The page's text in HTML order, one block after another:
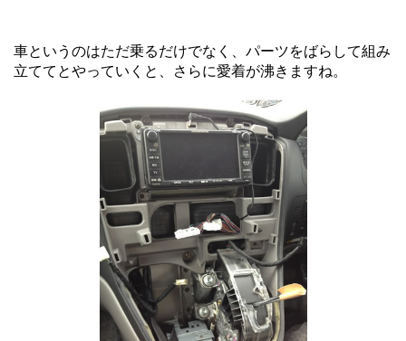
車というのはただ乗るだけでなく、パーツをばらして組み
立ててとやっていくと、さらに愛着が沸きますね。